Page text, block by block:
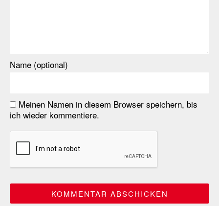
Name (optional)
Meinen Namen in diesem Browser speichern, bis
ich wieder kommentiere.